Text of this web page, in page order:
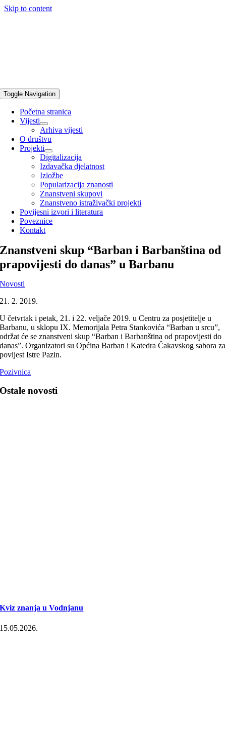
Skip to content
Toggle Navigation
Početna stranica
Vijesti
Arhiva vijesti
O društvu
Projekti
Digitalizacija
Izdavačka djelatnost
Izložbe
Popularizacija znanosti
Znanstveni skupovi
Znanstveno istraživački projekti
Povijesni izvori i literatura
Poveznice
Kontakt
Znanstveni skup “Barban i Barbanština od
prapovijesti do danas” u Barbanu
Novosti
21. 2. 2019.
U četvrtak i petak, 21. i 22. veljače 2019. u Centru za posjetitelje u
Barbanu, u sklopu IX. Memorijala Petra Stankovića “Barban u srcu”,
održat će se znanstveni skup “Barban i Barbanština od prapovijesti do
danas”. Organizatori su Općina Barban i Katedra Čakavskog sabora za
povijest Istre Pazin.
Pozivnica
Ostale novosti
Kviz znanja u Vodnjanu
15.05.2026.